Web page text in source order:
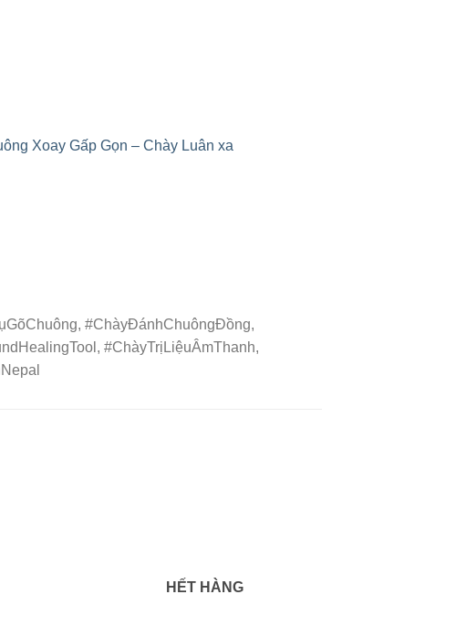
Xoay Gấp Gọn – Chày Luân xa
#ChàyĐánhChuôngĐồng,
#ChàyTrịLiệuÂmThanh,
HẾT HÀNG